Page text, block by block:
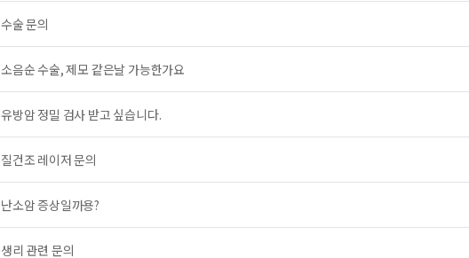
수술 문의
소음순 수술, 제모 같은날 가능한가요
유방암 정밀 검사 받고 싶습니다.
질건조 레이저 문의
난소암 증상일까용?
생리 관련 문의